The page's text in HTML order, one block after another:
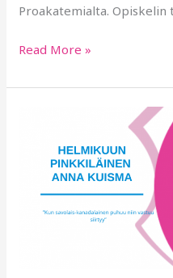
Proakatemialta. Opiskelin
Read More »
ANNA
KUISMA